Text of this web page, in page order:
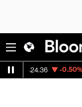
-0.50% ETH/